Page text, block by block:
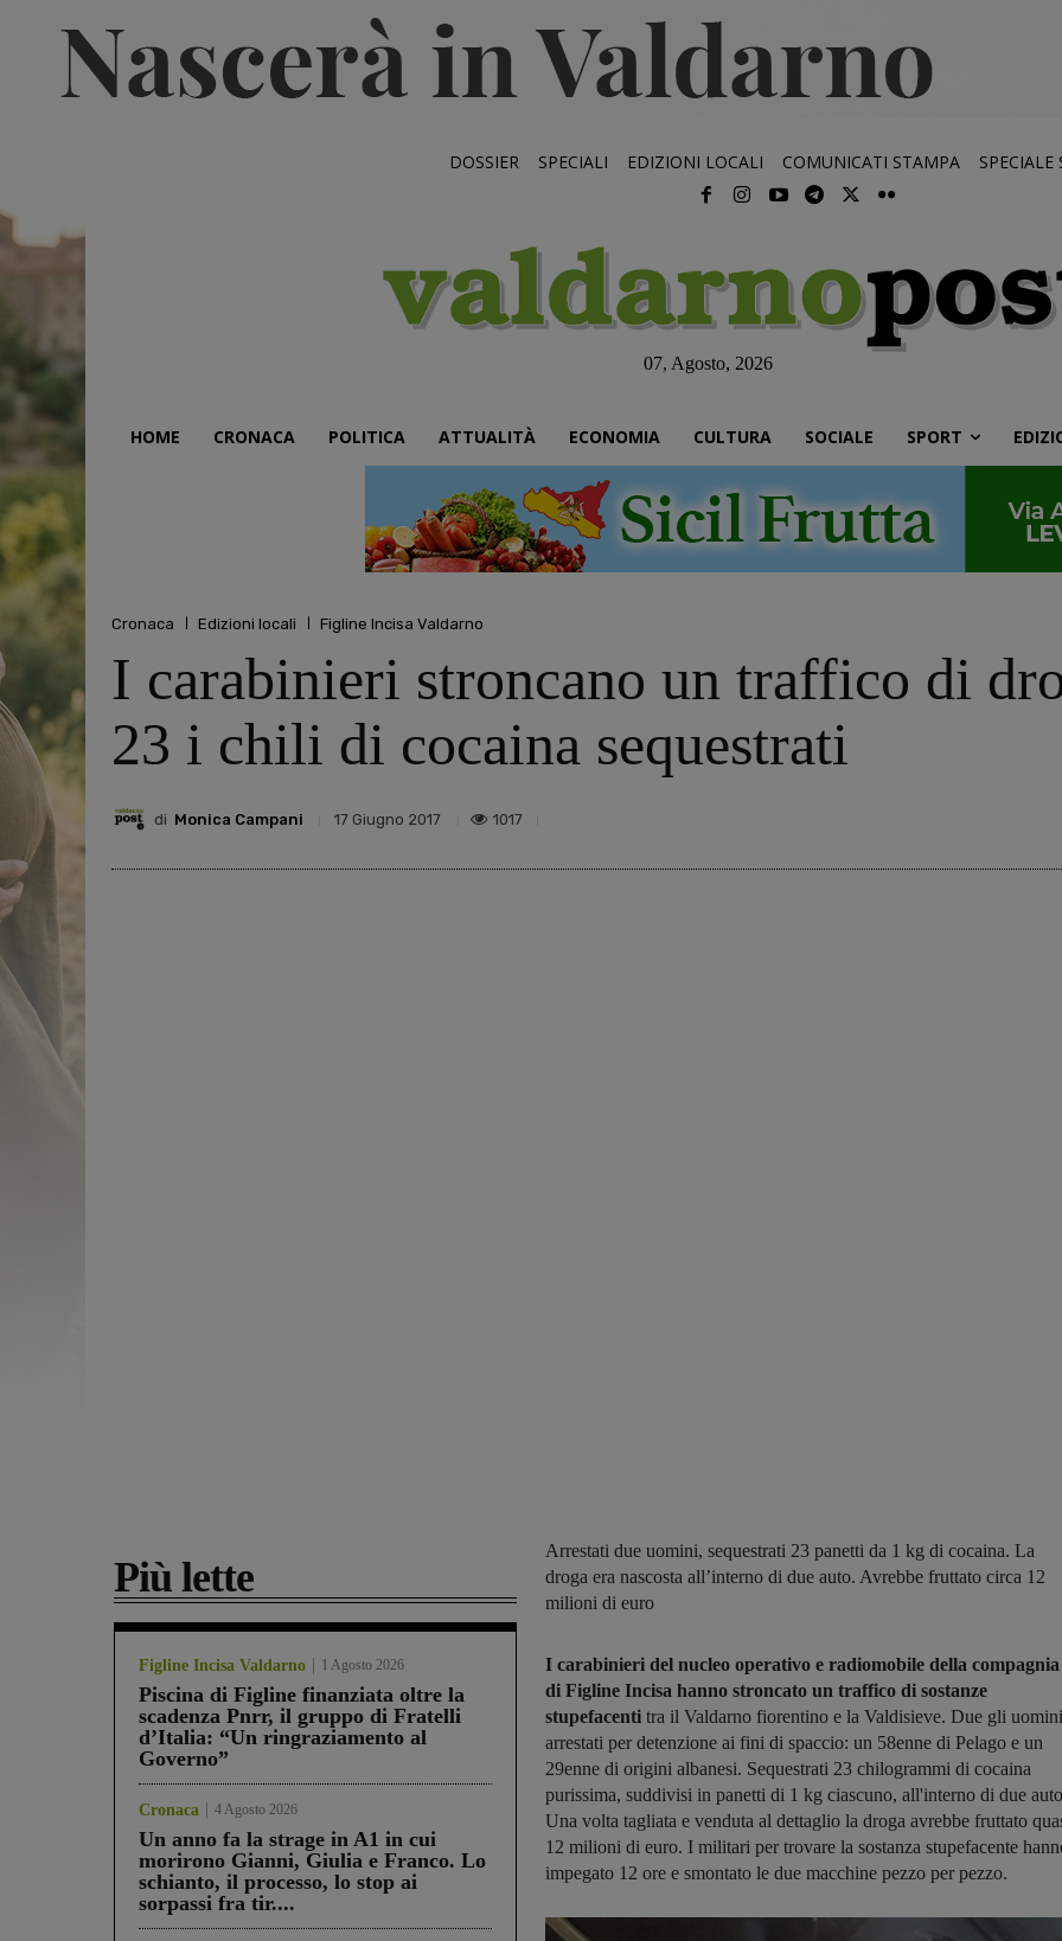
DOSSIER SPECIALI EDIZIONI LOCALI COMUNICATI STAMPA SPECIALE
07, Agosto, 2026
HOME CRONACA POLITICA ATTUALITÀ ECONOMIA CULTURA SOCIALE SPORT
Cronaca Edizioni locali Figline Incisa Valdarno
I carabinieri stroncano un traffico di
23 i chili di cocaina sequestrati
di Monica Campani 17 Giugno 2017 1017
Più lette
Figline Incisa Valdarno 1 Agosto 2026
Piscina di Figline finanziata oltre la
scadenza Pnrr, il gruppo di Fratelli
d’Italia: “Un ringraziamento al
Governo”
Cronaca 4 Agosto 2026
Un anno fa la strage in A1 in cui
morirono Gianni, Giulia e Franco. Lo
schianto, il processo, lo stop ai
sorpassi fra tir....
Arrestati due uomini, sequestrati 23 panetti da 1 kg di cocaina. La
droga era nascosta all’interno di due auto. Avrebbe fruttato circa 12
milioni di euro
I carabinieri del nucleo operativo e radiomobile della compagnia
di Figline Incisa hanno stroncato un traffico di sostanze
stupefacenti tra il Valdarno fiorentino e la Valdisieve. Due gli uomini
arrestati per detenzione ai fini di spaccio: un 58enne di Pelago e un
29enne di origini albanesi. Sequestrati 23 chilogrammi di cocaina
purissima, suddivisi in panetti di 1 kg ciascuno, all'interno di due
Una volta tagliata e venduta al dettaglio la droga avrebbe fruttato
12 milioni di euro. I militari per trovare la sostanza stupefacente
impegato 12 ore e smontato le due macchine pezzo per pezzo.